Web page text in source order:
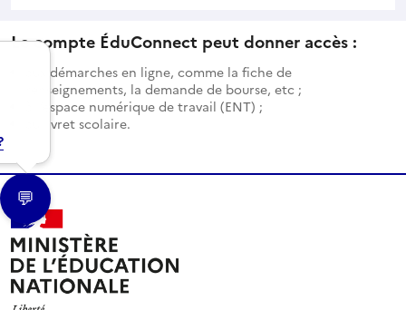
Le compte ÉduConnect peut donner accès :
aux démarches en ligne, comme la fiche de
renseignements, la demande de bourse, etc ;
à l’espace numérique de travail (ENT) ;
au livret scolaire.
💬